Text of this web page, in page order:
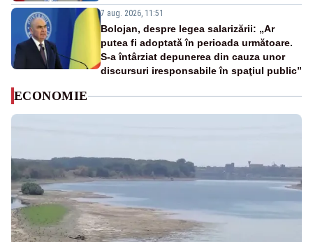
7 aug. 2026, 11:51
Bolojan, despre legea salarizării: „Ar
putea fi adoptată în perioada următoare.
S-a întârziat depunerea din cauza unor
discursuri iresponsabile în spaţiul public”
ECONOMIE